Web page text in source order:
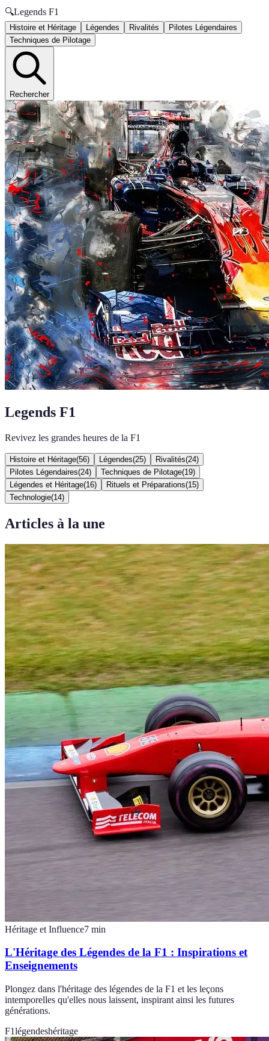
🔍Legends F1
Histoire et Héritage Légendes Rivalités
Pilotes Légendaires
Techniques de Pilotage
Rechercher
Legends F1
Revivez les grandes heures de la F1
Histoire et Héritage(56) Légendes(25) Rivalités(24)
Pilotes Légendaires(24) Techniques de Pilotage(19)
Légendes et Héritage(16) Rituels et Préparations(15)
Technologie(14)
Articles à la une
Héritage et Influence7 min
L'Héritage des Légendes de la F1 : Inspirations et
Enseignements
Plongez dans l'héritage des légendes de la F1 et les leçons
intemporelles qu'elles nous laissent, inspirant ainsi les futures
générations.
F1légendeshéritage